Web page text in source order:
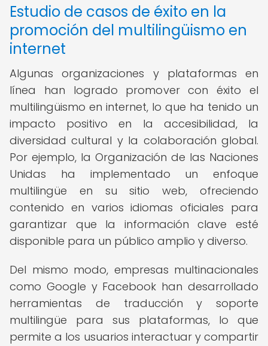
Estudio de casos de éxito en la
promoción del multilingüismo en
internet
Algunas organizaciones y plataformas en
línea han logrado promover con éxito el
multilingüismo en internet, lo que ha tenido un
impacto positivo en la accesibilidad, la
diversidad cultural y la colaboración global.
Por ejemplo, la Organización de las Naciones
Unidas ha implementado un enfoque
multilingüe en su sitio web, ofreciendo
contenido en varios idiomas oficiales para
garantizar que la información clave esté
disponible para un público amplio y diverso.
Del mismo modo, empresas multinacionales
como Google y Facebook han desarrollado
herramientas de traducción y soporte
multilingüe para sus plataformas, lo que
permite a los usuarios interactuar y compartir